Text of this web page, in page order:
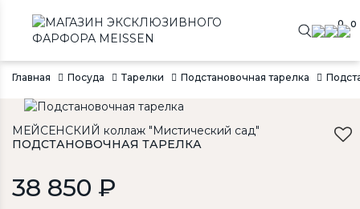
0 0
Главная Посуда Тарелки Подстановочная тарелка
МЕЙСЕНСКИЙ коллаж "Мистический сад"
ПОДСТАНОВОЧНАЯ ТАРЕЛКА
38 850 ₽